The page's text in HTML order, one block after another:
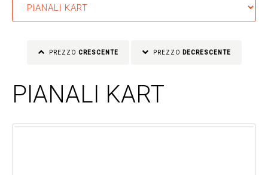
PREZZO CRESCENTE PREZZO DECRESCENTE
PIANALI KART